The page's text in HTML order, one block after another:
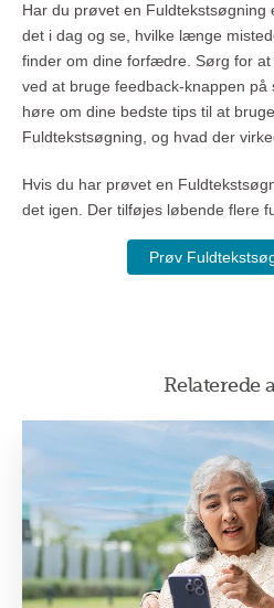
Har du prøvet en Fuldtekstsøgning
det i dag og se, hvilke længe
finder om dine forfædre. Sørg for
ved at bruge feedback-knappen på
høre om dine bedste tips til at
Fuldtekstsøgning, og hvad der
Hvis du har prøvet en
det igen. Der tilføjes løbende flere
Prøv
Relaterede